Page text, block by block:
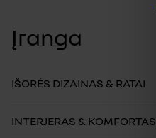
Įranga
IŠORĖS DIZAINAS & RATAI
INTERJERAS & KOMFORTAS